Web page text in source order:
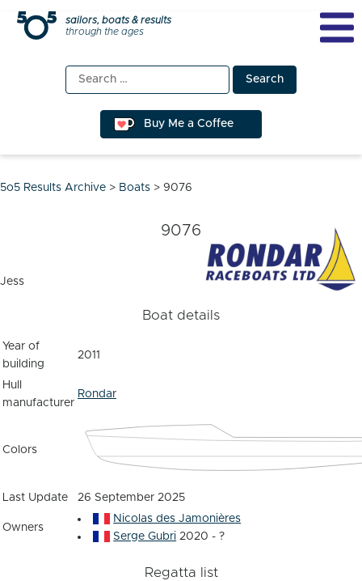
Skip
sailors, boats & results
through the ages
Search
for:
Buy Me a Coffee
5o5 Results Archive > Boats > 9076
9076
Jess
Boat details
Year of
building
2011
Hull
manufacturer
Rondar
Colors
Last Update 26 September 2025
Owners
Nicolas des Jamonières
Serge Gubri 2020 - ?
Regatta list